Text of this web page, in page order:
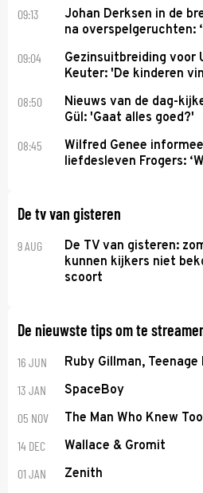
09:13
Johan Derksen in de
na overspelgeruchten:
09:04
Gezinsuitbreiding voor
Keuter: 'De kinderen
08:50
Nieuws van de dag-
Gül: 'Gaat alles goed?'
08:45
Wilfred Genee
liefdesleven Frogers:
De tv van gisteren
9 AUG
De TV van gisteren:
kunnen kijkers niet
scoort
De nieuwste tips om te
16 JUN Ruby Gillman, Teenage
13 JAN SpaceBoy
05 NOV The Man Who Knew
14 DEC Wallace & Gromit
01 JAN Zenith